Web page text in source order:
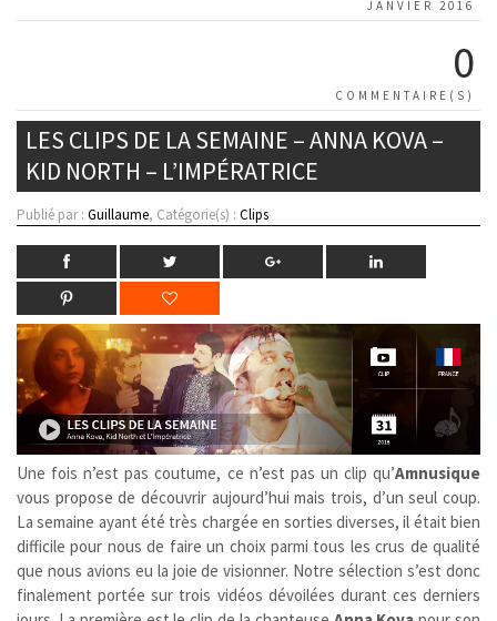
JANVIER 2016
0
COMMENTAIRE(S)
LES CLIPS DE LA SEMAINE – ANNA KOVA –
KID NORTH – L’IMPÉRATRICE
Publié par : Guillaume, Catégorie(s) : Clips
Une fois n’est pas coutume, ce n’est pas un clip qu’Amnusique
vous propose de découvrir aujourd’hui mais trois, d’un seul coup.
La semaine ayant été très chargée en sorties diverses, il était bien
difficile pour nous de faire un choix parmi tous les crus de qualité
que nous avions eu la joie de visionner. Notre sélection s’est donc
finalement portée sur trois vidéos dévoilées durant ces derniers